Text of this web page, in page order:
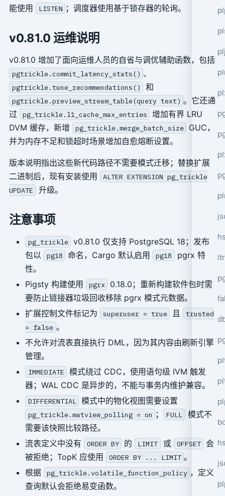
能使用
LISTEN ；调度器使用基于锁存器的轮询。
v0.81.0 运维说明
v0.81.0 增加了面向运维人员的自省与调优辅助函数，包括
pgtrickle.commit_latency_stats() 、
pgtrickle.tune_recommendations() 和
pgtrickle.preview_stream_table(query text) 。它还通
过
pg_trickle.l1_cache_max_entries
增加有界 LRU
DVM 缓存，新增
pg_trickle.merge_batch_size
GUC，
并为内存不足和锁超时场景增加自愈熔断设置。
版本说明指出这些新代码路径不需要模式迁移；替换扩展
二进制后，现有安装使用
ALTER EXTENSION pg_trickle
UPDATE
升级。
注意事项
pg_trickle v0.81.0 仅支持 PostgreSQL 18；发布
包以
pg18 命名，Cargo 默认启用 pg18
pgrx 特
性。
Pigsty 构建使用
pgrx
0.18.0；重新构建软件包时需
要防止链接器垃圾回收移除 pgrx 模式元数据。
扩展控制文件标记为
superuser = true 且
trusted
= false 。
不允许对流表直接执行 DML，因为其内容由刷新引擎
管理。
IMMEDIATE
模式绕过 CDC，使用语句级 IVM 触发
器；WAL CDC 是异步的，不能与事务内维护兼容。
DIFFERENTIAL 模式中的物化视图需要设置
pg_trickle.matview_polling = on ； FULL
模式不
需要该快照比较路径。
流表定义中没有
ORDER BY 的 LIMIT 或 OFFSET
会
被拒绝；TopK 应使用
ORDER BY ... LIMIT 。
根据
pg_trickle.volatile_function_policy ，定义
查询默认会拒绝易变函数。